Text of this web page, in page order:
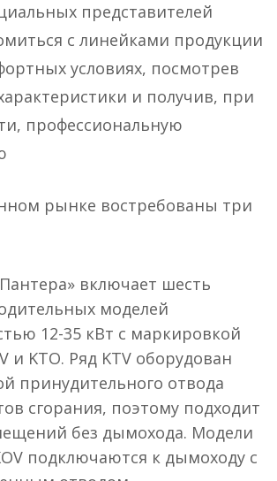
представителей
с линейками продукции
условиях, посмотрев
и получив, при
профессиональную
рынке востребованы три
включает шесть
моделей
12-35 кВт с маркировкой
и KTO. Ряд KTV оборудован
принудительного отвода
сгорания, поэтому подходит
без дымохода. Модели
подключаются к дымоходу с